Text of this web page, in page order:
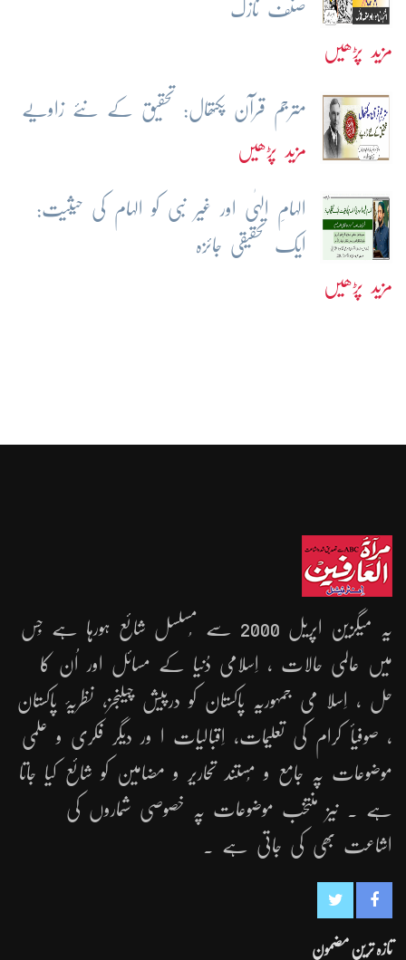
صنف نازک
مزید پڑھیں
مترجم قرآن پکتھال: تحقیق کے نئے زاویے
مزید پڑھیں
الہامِ الہٰی اور غیر نبی کو الہام کی حیثیت:
ایک تحقیقی جائزہ
مزید پڑھیں
یہ میگزین اپریل 2000 سے مُسلسل شائع ہورہا ہے جِس
میں عالمی حالات ، اِسلامی دُنیا کے مسائل اور اُن کا
حل ، اِسلا می جمہوریّہ پاکستان کو درپیش چیلنجز، نظریۂ پاکستان
، صوفیأ کرام کی تعلیمات، اِقبالیات ا ور دیگر فکری و علمی
موضوعات پہ جامع و مُستند تحاریر و مضامین کو شائع کیا جاتا
ہے ۔ نیز منتخب موضوعات پہ خصوصی شماروں کی
اشاعت بھی کی جاتی ہے ۔
تازہ ترین مضمون